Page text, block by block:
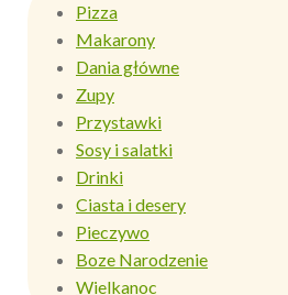
Pizza
Makarony
Dania główne
Zupy
Przystawki
Sosy i salatki
Drinki
Ciasta i desery
Pieczywo
Boze Narodzenie
Wielkanoc